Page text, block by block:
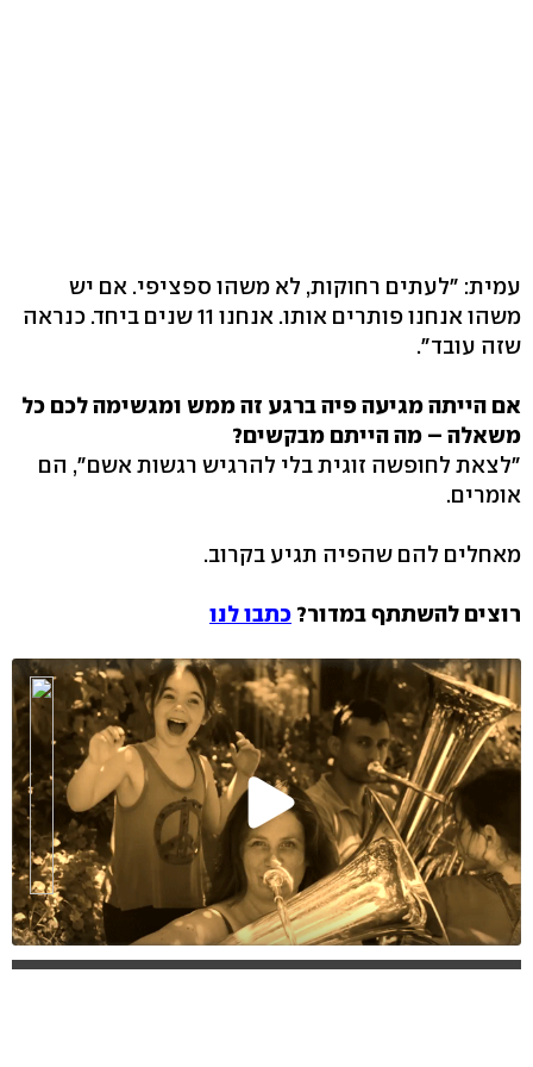
עמית: "לעתים רחוקות, לא משהו ספציפי. אם יש
משהו אנחנו פותרים אותו. אנחנו 11 שנים ביחד. כנראה
שזה עובד".
אם הייתה מגיעה פיה ברגע זה ממש ומגשימה לכם כל
משאלה – מה הייתם מבקשים?
"לצאת לחופשה זוגית בלי להרגיש רגשות אשם", הם
אומרים.
מאחלים להם שהפיה תגיע בקרוב.
רוצים להשתתף במדור? כתבו לנו